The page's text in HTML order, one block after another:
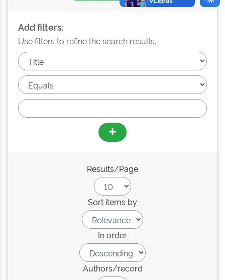
Add filters:
Use filters to refine the search results.
Results/Page
Sort items by
In order
Authors/record